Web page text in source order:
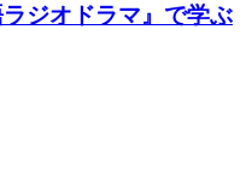
ジオドラマ』で学ぶ